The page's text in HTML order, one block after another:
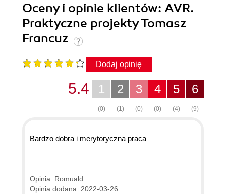
Oceny i opinie klientów: AVR.
Praktyczne projekty Tomasz
Francuz
Dodaj opinię
6
(9)
5
(4)
4
(0)
3
(0)
2
(1)
1
(0)
5.4
Bardzo dobra i merytoryczna praca
Opinia: Romuald
Opinia dodana: 2022-03-26